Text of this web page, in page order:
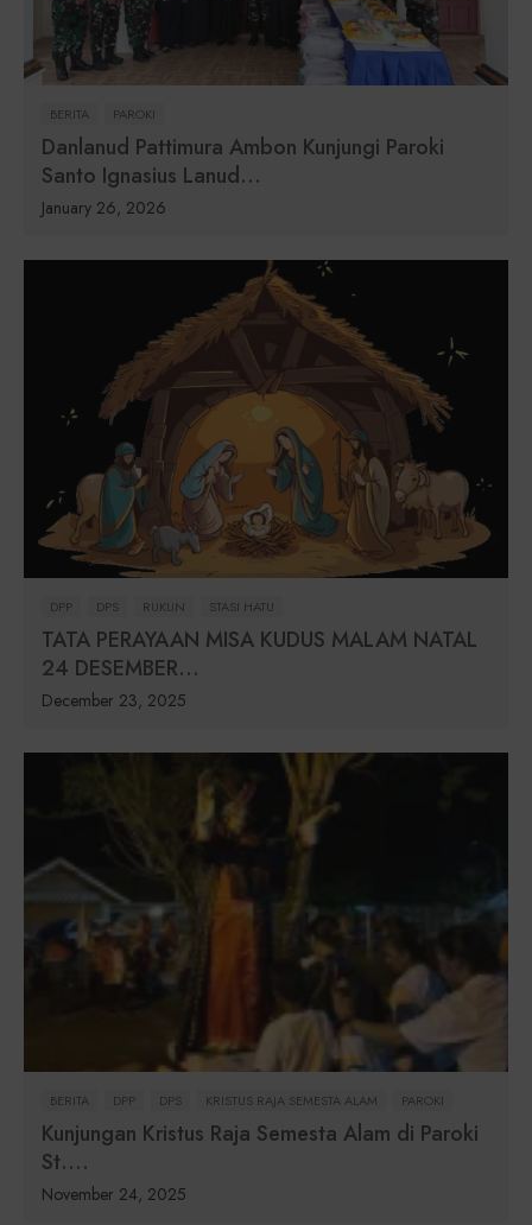
BERITA PAROKI
Danlanud Pattimura Ambon Kunjungi Paroki
Santo Ignasius Lanud...
January 26, 2026
DPP DPS RUKUN STASI HATU
TATA PERAYAAN MISA KUDUS MALAM NATAL
24 DESEMBER...
December 23, 2025
BERITA DPP DPS KRISTUS RAJA SEMESTA ALAM PAROKI
Kunjungan Kristus Raja Semesta Alam di Paroki
St....
November 24, 2025